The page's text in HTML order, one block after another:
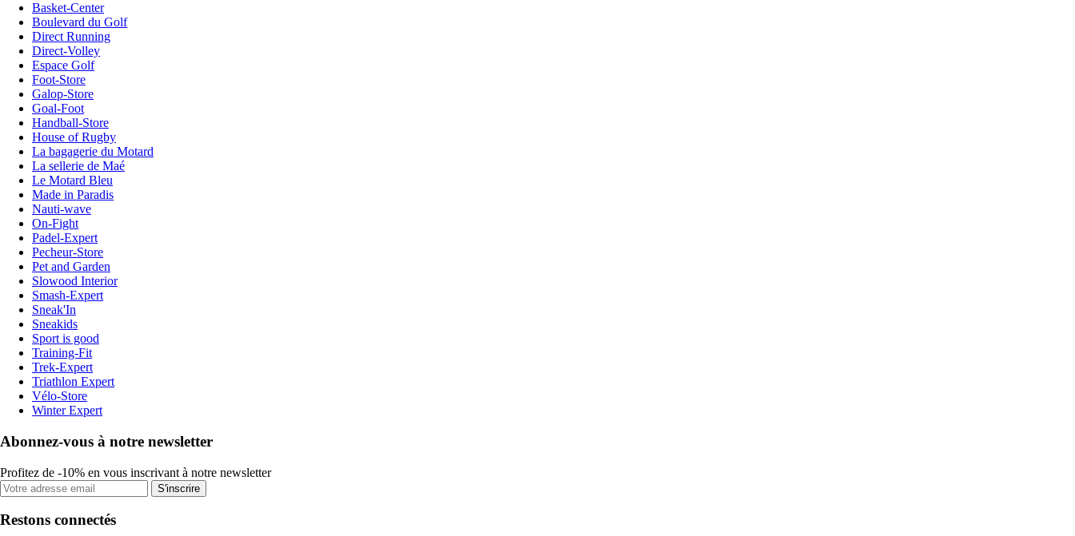
Basket-Center
Boulevard du Golf
Direct Running
Direct-Volley
Espace Golf
Foot-Store
Galop-Store
Goal-Foot
Handball-Store
House of Rugby
La bagagerie du Motard
La sellerie de Maé
Le Motard Bleu
Made in Paradis
Nauti-wave
On-Fight
Padel-Expert
Pecheur-Store
Pet and Garden
Slowood Interior
Smash-Expert
Sneak'In
Sneakids
Sport is good
Training-Fit
Trek-Expert
Triathlon Expert
Vélo-Store
Winter Expert
Abonnez-vous à notre newsletter
Profitez de -10% en vous inscrivant à notre newsletter
S'inscrire
Restons connectés